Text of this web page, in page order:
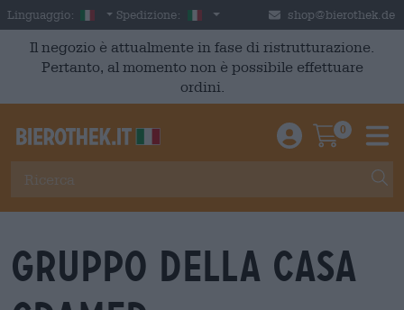
Skip to main content
Linguaggio: Italian
Spedizione: Italia shop@bierothek.de
Il negozio è attualmente in fase di ristrutturazione.
Pertanto, al momento non è possibile effettuare
ordini.
Einloggen /
0
Gruppo della Casa